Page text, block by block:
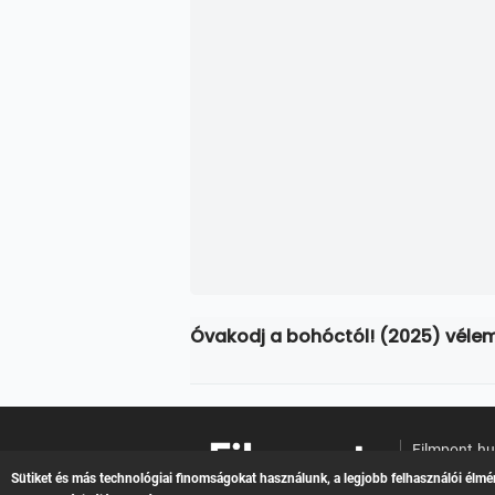
Óvakodj a bohóctól! (2025)
Filmpont.hu
Online
Sütiket és más technológiai finomságokat használunk, a legjobb felhasználói